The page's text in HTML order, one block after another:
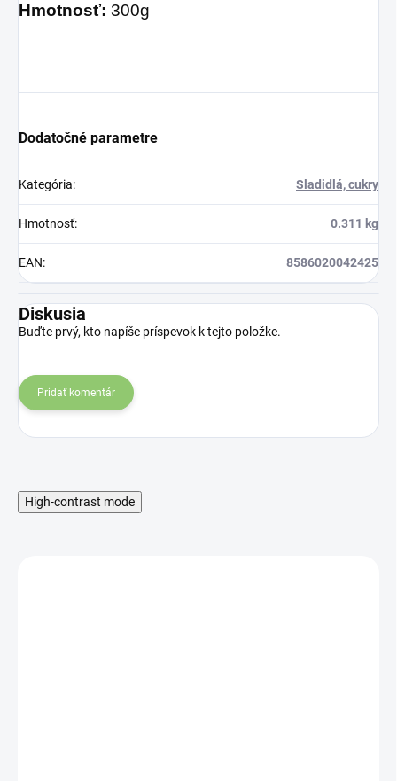
Hmotnosť: 300g
Dodatočné parametre
Kategória: Sladidlá, cukry
Hmotnosť: 0.311 kg
EAN: 8586020042425
Diskusia
Buďte prvý, kto napíše príspevok k tejto položke.
Pridať komentár
High-contrast mode